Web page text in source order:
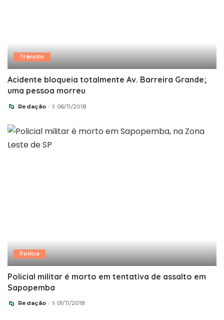
Trânsito
Acidente bloqueia totalmente Av. Barreira Grande;
uma pessoa morreu
Posted
Redação 06/11/2018
Polícia
Policial militar é morto em tentativa de assalto em
Sapopemba
Posted
Redação 01/11/2018